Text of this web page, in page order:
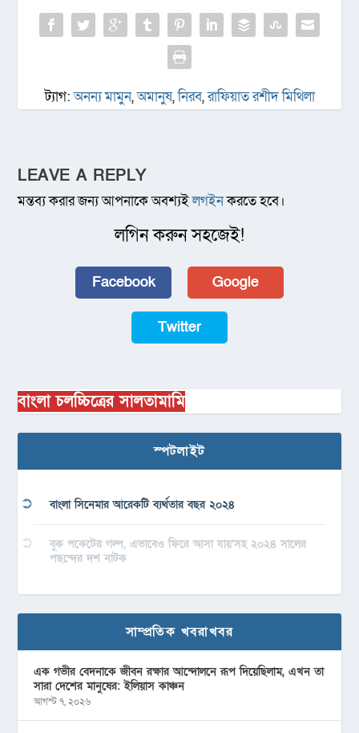
ট্যাগ:অনন্য মামুন,অমানুষ,নিরব,রাফিয়াত রশীদ মিথিলা
LEAVE A REPLY
মন্তব্য করার জন্য আপনাকে অবশ্যইলগইনকরতে হবে।
লগিন করুন সহজেই!
Facebook Google
Twitter
বাংলা চলচ্চিত্রের সালতামামি
স্পটলাইট
বাংলা সিনেমার আরেকটি ব্যর্থতার বছর ২০২৪
বুক পকেটের গল্প, এভাবেও ফিরে আসা যায়’সহ ২০২৪ সালের
পছন্দের দশ নাটক
সাম্প্রতিক খবরাখবর
এক গভীর বেদনাকে জীবন রক্ষার আন্দোলনে রূপ দিয়েছিলাম, এখন তা
সারা দেশের মানুষের: ইলিয়াস কাঞ্চন
আগস্ট ৭, ২০২৬